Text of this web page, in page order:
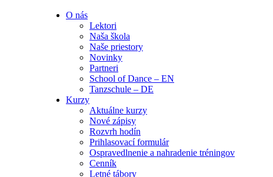
O nás
Lektori
Naša škola
Naše priestory
Novinky
Partneri
School of Dance – EN
Tanzschule – DE
Kurzy
Aktuálne kurzy
Nové zápisy
Rozvrh hodín
Prihlasovací formulár
Ospravedlnenie a nahradenie tréningov
Cenník
Letné tábory